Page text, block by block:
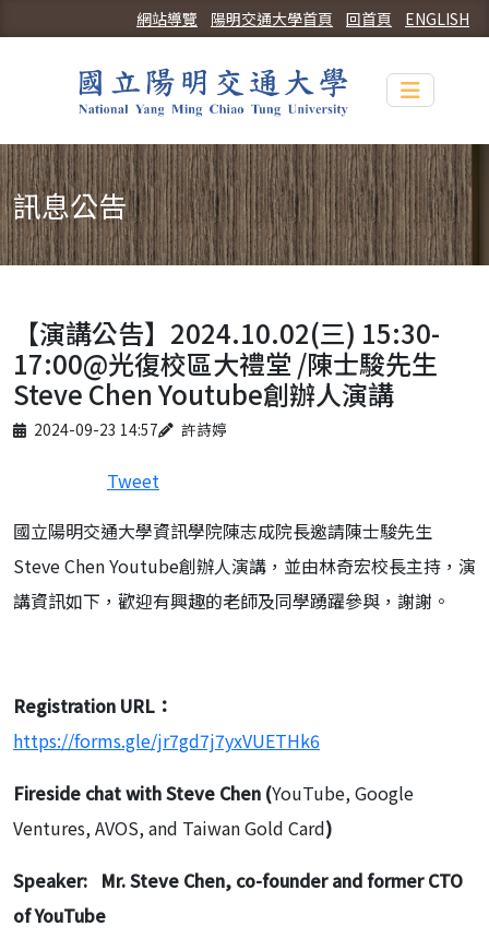
ENGLISH
回首頁
陽明交通大學首頁
網站導覽
Toggle
訊息公告
【演講公告】2024.10.02(三) 15:30-
17:00@光復校區大禮堂 /陳士駿先生
Steve Chen Youtube創辦人演講
Published on
2024-09-23 14:57
Author 許詩婷
Tweet
國立陽明交通大學資訊學院陳志成院長邀請陳士駿先生
Steve Chen Youtube創辦人演講，並由林奇宏校長主持，演
講資訊如下，歡迎有興趣的老師及同學踴躍參與，謝謝。
Registration URL ：
https://forms.gle/jr7gd7j7yxVUETHk6
Fireside chat with Steve Chen (YouTube, Google
Ventures, AVOS, and Taiwan Gold Card)
Speaker: Mr. Steve Chen, co-founder and former CTO
of YouTube